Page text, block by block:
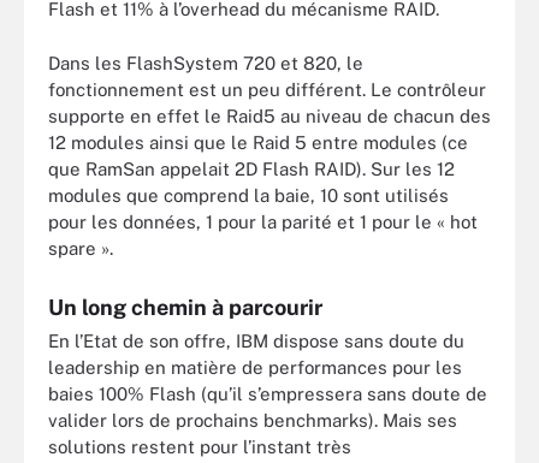
Flash et 11% à l’overhead du mécanisme RAID.
Dans les FlashSystem 720 et 820, le
fonctionnement est un peu différent. Le contrôleur
supporte en effet le Raid5 au niveau de chacun des
12 modules ainsi que le Raid 5 entre modules (ce
que RamSan appelait 2D Flash RAID). Sur les 12
modules que comprend la baie, 10 sont utilisés
pour les données, 1 pour la parité et 1 pour le « hot
spare ».
Un long chemin à parcourir
En l’Etat de son offre, IBM dispose sans doute du
leadership en matière de performances pour les
baies 100% Flash (qu’il s’empressera sans doute de
valider lors de prochains benchmarks). Mais ses
solutions restent pour l’instant très